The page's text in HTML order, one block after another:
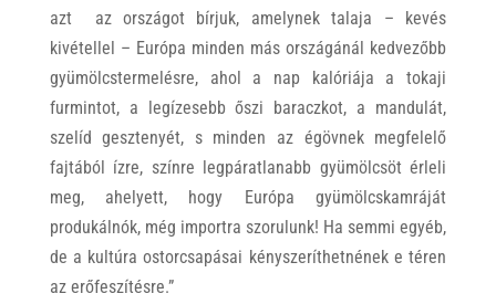
azt az országot bírjuk, amelynek talaja – kevés
kivétellel – Európa minden más országánál kedvezőbb
gyümölcstermelésre, ahol a nap kalóriája a tokaji
furmintot, a legízesebb őszi baraczkot, a mandulát,
szelíd gesztenyét, s minden az égövnek megfelelő
fajtából ízre, színre legpáratlanabb gyümölcsöt érleli
meg, ahelyett, hogy Európa gyümölcskamráját
produkálnók, még importra szorulunk! Ha semmi egyéb,
de a kultúra ostorcsapásai kényszeríthetnének e téren
az erőfeszítésre.”